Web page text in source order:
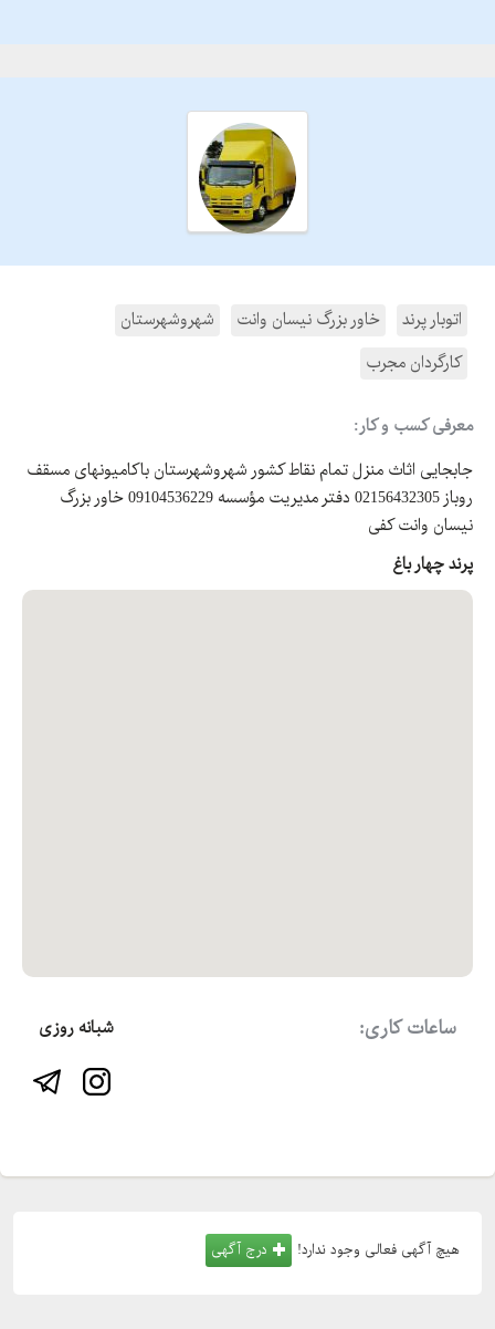
اتوبار پرند خاور بزرگ نیسان وانت
شهروشهرستان
کارگردان مجرب
معرفی کسب و کار:
جابجایی اثاث منزل تمام نقاط کشور شهروشهرستان باکامیونهای مسقف
روباز 02156432305 دفتر مدیریت مؤسسه 09104536229 خاور بزرگ
نیسان وانت کفی
پرند چهار باغ
ساعات کاری: شبانه روزی
هیچ آگهی فعالی وجود ندارد! درج آگهی